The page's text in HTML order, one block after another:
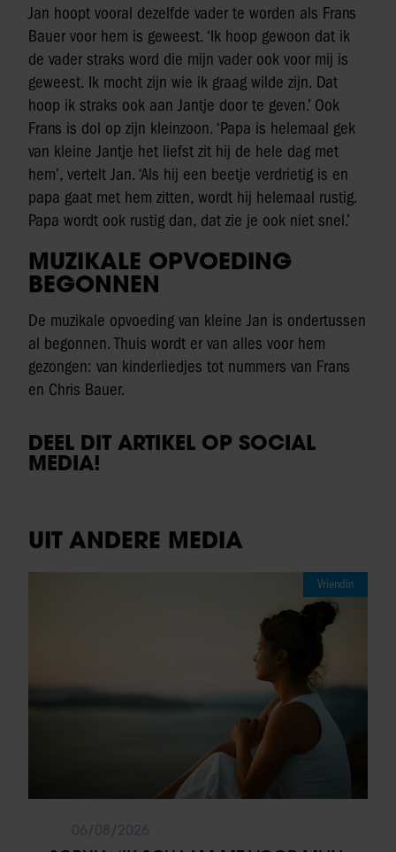
Jan hoopt vooral dezelfde vader te worden als Frans
Bauer voor hem is geweest. ‘Ik hoop gewoon dat ik
de vader straks word die mijn vader ook voor mij is
geweest. Ik mocht zijn wie ik graag wilde zijn. Dat
hoop ik straks ook aan Jantje door te geven.’ Ook
Frans is dol op zijn kleinzoon. ‘Papa is helemaal gek
van kleine Jantje het liefst zit hij de hele dag met
hem’, vertelt Jan. ‘Als hij een beetje verdrietig is en
papa gaat met hem zitten, wordt hij helemaal rustig.
Papa wordt ook rustig dan, dat zie je ook niet snel.’
MUZIKALE OPVOEDING
BEGONNEN
De muzikale opvoeding van kleine Jan is ondertussen
al begonnen. Thuis wordt er van alles voor hem
gezongen: van kinderliedjes tot nummers van Frans
en Chris Bauer.
DEEL DIT ARTIKEL OP SOCIAL
MEDIA!
UIT ANDERE MEDIA
Vriendin